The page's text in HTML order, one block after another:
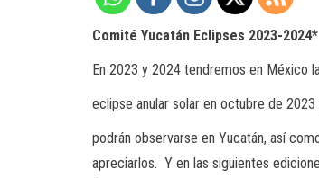
Comité Yucatán Eclipses 2023-2024*
En 2023 y 2024 tendremos en México
eclipse anular solar en octubre de
podrán observarse en Yucatán, así
apreciarlos. Y en las siguientes